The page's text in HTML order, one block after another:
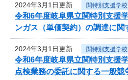
2024年3月1日更新 関特別支援学校
令和6年度岐阜県立関特別支援
ンガス（単価契約）の調達に関
2024年3月1日更新 関特別支援学校
令和6年度岐阜県立関特別支援
点検業務の委託に関する一般競